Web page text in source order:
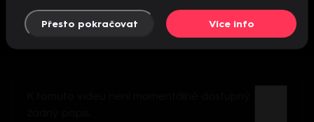
Přesto pokračovat Více info